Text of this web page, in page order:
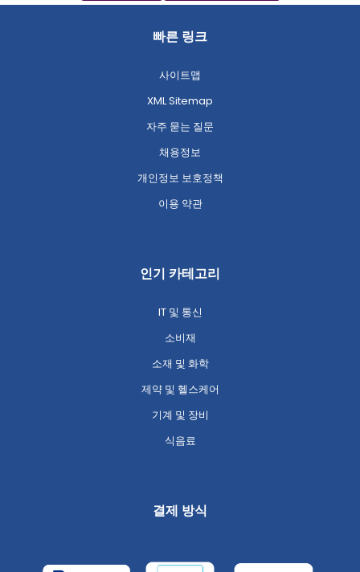
빠른 링크
사이트맵
XML Sitemap
자주 묻는 질문
채용정보
개인정보 보호정책
이용 약관
인기 카테고리
IT 및 통신
소비재
소재 및 화학
제약 및 헬스케어
기계 및 장비
식음료
결제 방식